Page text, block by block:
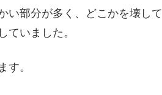
い部分が多く、どこかを壊して
ていました。
す。